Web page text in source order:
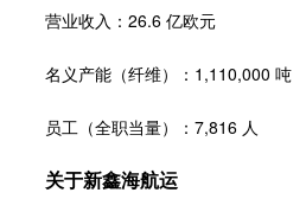
营业收入：26.6 亿欧元
名义产能（纤维）：1,110,000 吨
员工（全职当量）：7,816 人
关于新鑫海航运